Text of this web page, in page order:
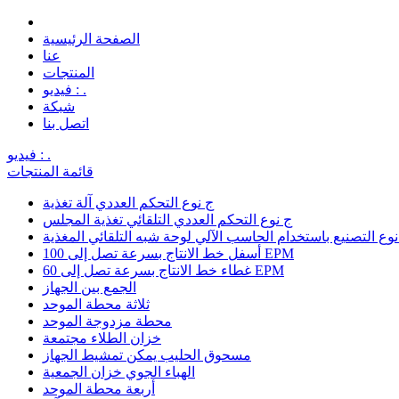
الصفحة الرئيسية
عنا
المنتجات
فيديو : .
شبكة
اتصل بنا
فيديو : .
قائمة المنتجات
ج نوع التحكم العددي آلة تغذية
ج نوع التحكم العددي التلقائي تغذية المجلس
التصنيع باستخدام الحاسب الآلي لوحة شبه التلقائي المغذية
أسفل خط الانتاج بسرعة تصل إلى 100 EPM
غطاء خط الانتاج بسرعة تصل إلى 60 EPM
الجمع بين الجهاز
ثلاثة محطة الموحد
محطة مزدوجة الموحد
خزان الطلاء مجتمعة
مسحوق الحليب يمكن تمشيط الجهاز
الهباء الجوي خزان الجمعية
أربعة محطة الموحد